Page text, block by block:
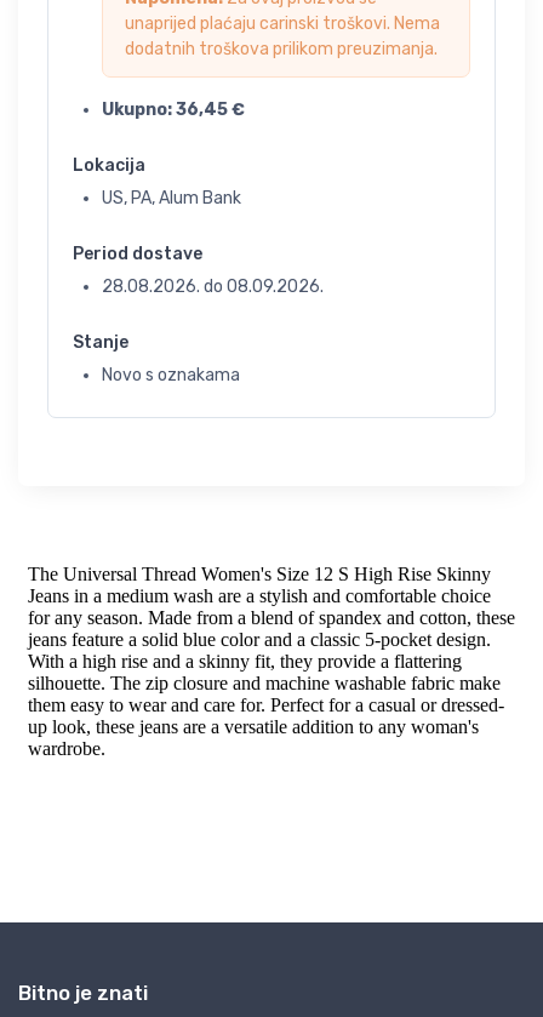
unaprijed plaćaju carinski troškovi. Nema
dodatnih troškova prilikom preuzimanja.
Ukupno:36,45€
Lokacija
US, PA, Alum Bank
Period dostave
28.08.2026. do 08.09.2026.
Stanje
Novo s oznakama
Bitno je znati